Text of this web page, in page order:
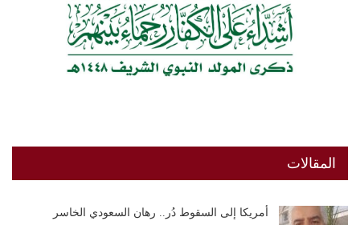
المقالات
أمريكا إلى السقوط دُر.. رهان السعودي الخاسر